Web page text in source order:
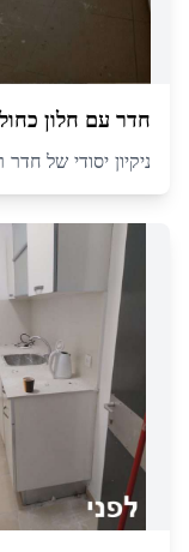
חדר עם חלון כחול
ניקיון יסודי של